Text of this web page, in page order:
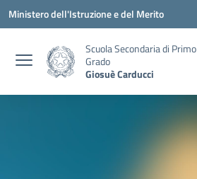
Vai ai contenuti
Vai al menu di navigazione
Vai al footer
Ministero dell'Istruzione e del Merito
Scuola Secondaria di Primo
Grado
Giosuè Carducci